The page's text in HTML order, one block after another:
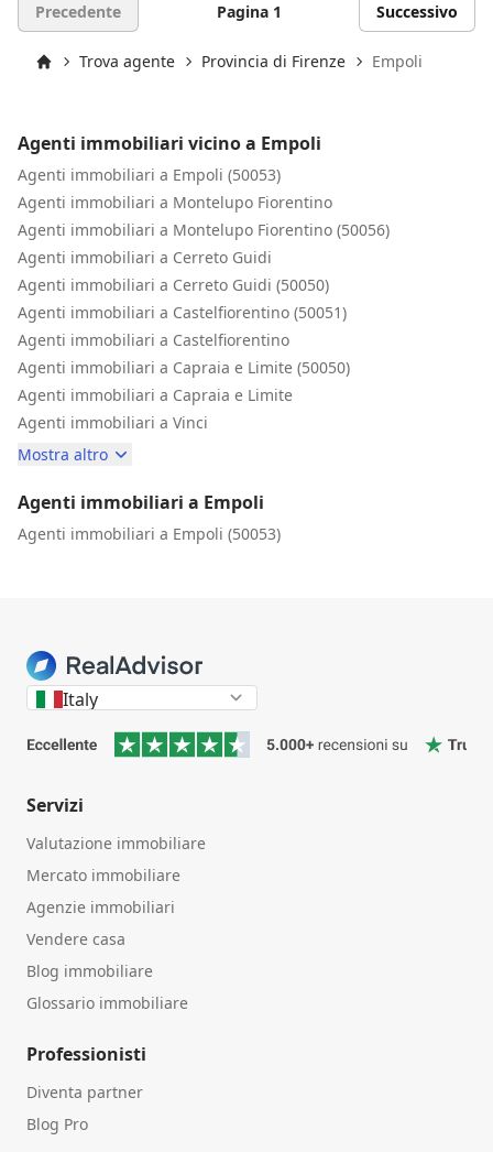
Precedente Pagina 1 Successivo
Trova agente Provincia di Firenze Empoli
Agenti immobiliari vicino a Empoli
Agenti immobiliari a Empoli (50053)
Agenti immobiliari a Montelupo Fiorentino
Agenti immobiliari a Montelupo Fiorentino (50056)
Agenti immobiliari a Cerreto Guidi
Agenti immobiliari a Cerreto Guidi (50050)
Agenti immobiliari a Castelfiorentino (50051)
Agenti immobiliari a Castelfiorentino
Agenti immobiliari a Capraia e Limite (50050)
Agenti immobiliari a Capraia e Limite
Agenti immobiliari a Vinci
Mostra altro
Agenti immobiliari a Empoli
Agenti immobiliari a Empoli (50053)
Italy
Servizi
Valutazione immobiliare
Mercato immobiliare
Agenzie immobiliari
Vendere casa
Blog immobiliare
Glossario immobiliare
Professionisti
Diventa partner
Blog Pro